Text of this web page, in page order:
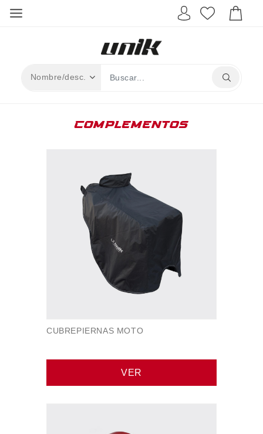
COMPLEMENTOS
CUBREPIERNAS MOTO
VER